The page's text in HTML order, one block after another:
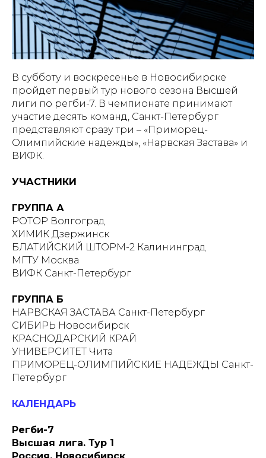
В субботу и воскресенье в Новосибирске
пройдет первый тур нового сезона Высшей
лиги по регби-7. В чемпионате принимают
участие десять команд, Санкт-Петербург
представляют сразу три – «Приморец-
Олимпийские надежды», «Нарвская Застава» и
ВИФК.
УЧАСТНИКИ
ГРУППА А
РОТОР Волгоград
ХИМИК Дзержинск
БЛАТИЙСКИЙ ШТОРМ-2 Калининград
МГТУ Москва
ВИФК Санкт-Петербург
ГРУППА Б
НАРВСКАЯ ЗАСТАВА Санкт-Петербург
СИБИРЬ Новосибирск
КРАСНОДАРСКИЙ КРАЙ
УНИВЕРСИТЕТ Чита
ПРИМОРЕЦ-ОЛИМПИЙСКИЕ НАДЕЖДЫ Санкт-
Петербург
КАЛЕНДАРЬ
Регби-7
Высшая лига. Тур 1